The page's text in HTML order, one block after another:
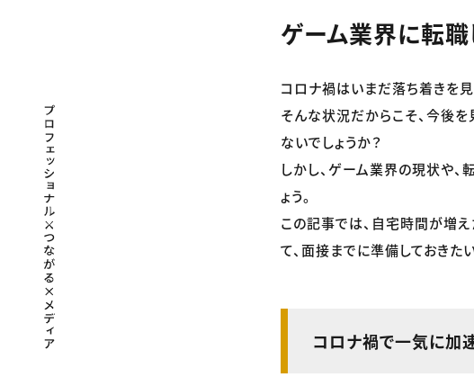
プロフェッショナル×つながる×メディア
ゲーム業界に転
コロナ禍はいまだ落ち着きを
そんな状況だからこそ、今後
ないでしょうか？
しかし、ゲーム業界の現状や、
ょう。
この記事では、自宅時間が増
て、面接までに準備しておきた
コロナ禍で一気に加